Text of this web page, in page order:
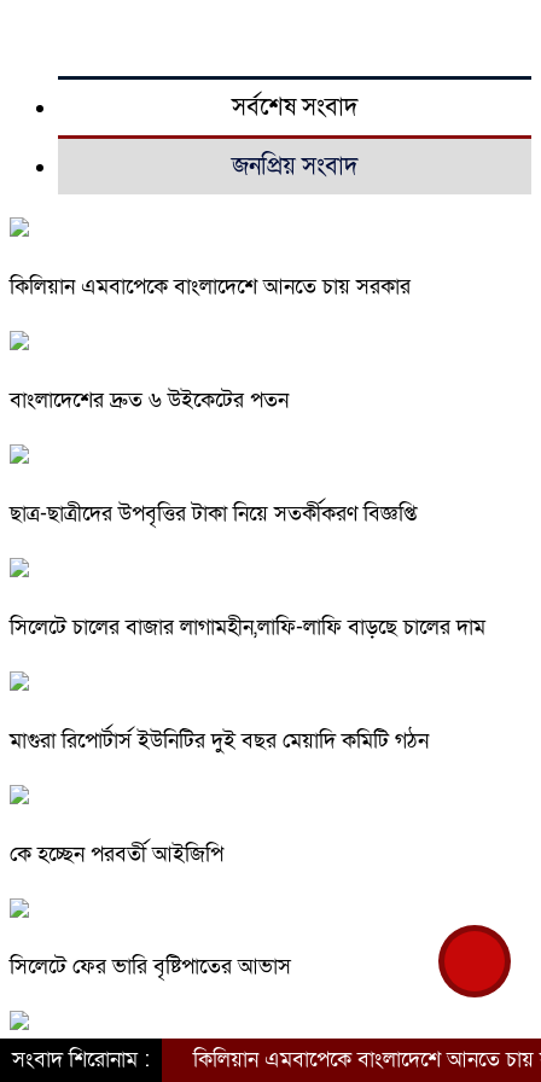
সর্বশেষ সংবাদ
জনপ্রিয় সংবাদ
কিলিয়ান এমবাপেকে বাংলাদেশে আনতে চায় সরকার
বাংলাদেশের দ্রুত ৬ উইকেটের পতন
ছাত্র-ছাত্রীদের উপবৃত্তির টাকা নিয়ে সতর্কীকরণ বিজ্ঞপ্তি
সিলেটে চালের বাজার লাগামহীন,লাফি-লাফি বাড়ছে চালের দাম
মাগুরা রিপোর্টার্স ইউনিটির দুই বছর মেয়াদি কমিটি গঠন
কে হচ্ছেন পরবর্তী আইজিপি
সিলেটে ফের ভারি বৃষ্টিপাতের আভাস
সংবাদ শিরোনাম :কিলিয়ান এমবাপেকে বাংলাদেশে আনতে চায় সরকার